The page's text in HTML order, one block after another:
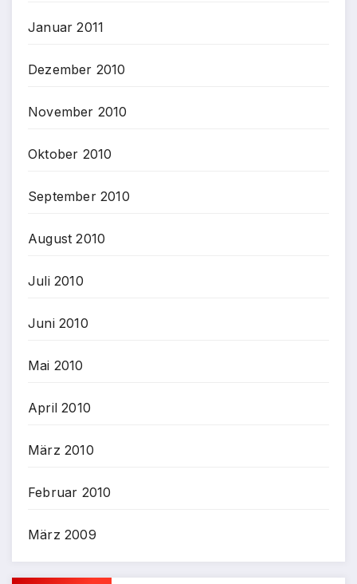
Januar 2011
Dezember 2010
November 2010
Oktober 2010
September 2010
August 2010
Juli 2010
Juni 2010
Mai 2010
April 2010
März 2010
Februar 2010
März 2009